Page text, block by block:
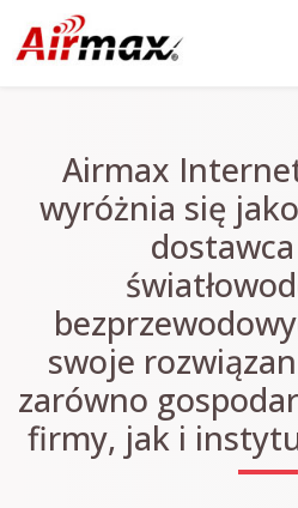
Airmax
wyróżnia się
swoje
zarówno
firmy, jak i